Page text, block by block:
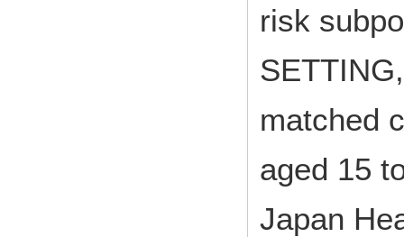
risk
matched
aged 15
Japan